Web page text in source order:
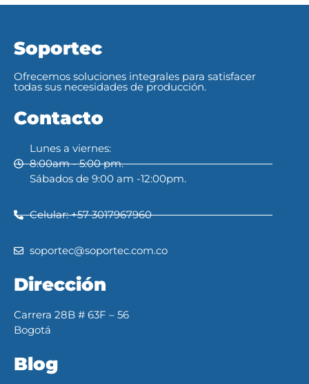
Soportec
Ofrecemos soluciones integrales para satisfacer
todas sus necesidades de producción.
Contacto
Lunes a viernes:
8:00am - 5:00 pm.
Sábados de 9:00 am -12:00pm.
Celular: +57 3017967960
soportec@soportec.com.co
Dirección
Carrera 28B # 63F – 56
Bogotá
Blog